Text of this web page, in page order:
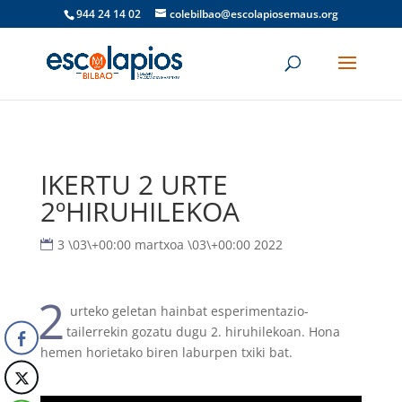
944 24 14 02 colebilbao@escolapiosemaus.org
IKERTU 2 URTE
2ºHIRUHILEKOA
3 \03\+00:00 martxoa \03\+00:00 2022
2 urteko geletan hainbat esperimentazio-
tailerrekin gozatu dugu 2. hiruhilekoan. Hona
hemen horietako biren laburpen txiki bat.